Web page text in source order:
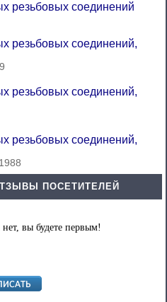
резьбовых соединений
резьбовых соединений,
резьбовых соединений,
резьбовых соединений,
ПОСЕТИТЕЛЕЙ
вы будете первым!